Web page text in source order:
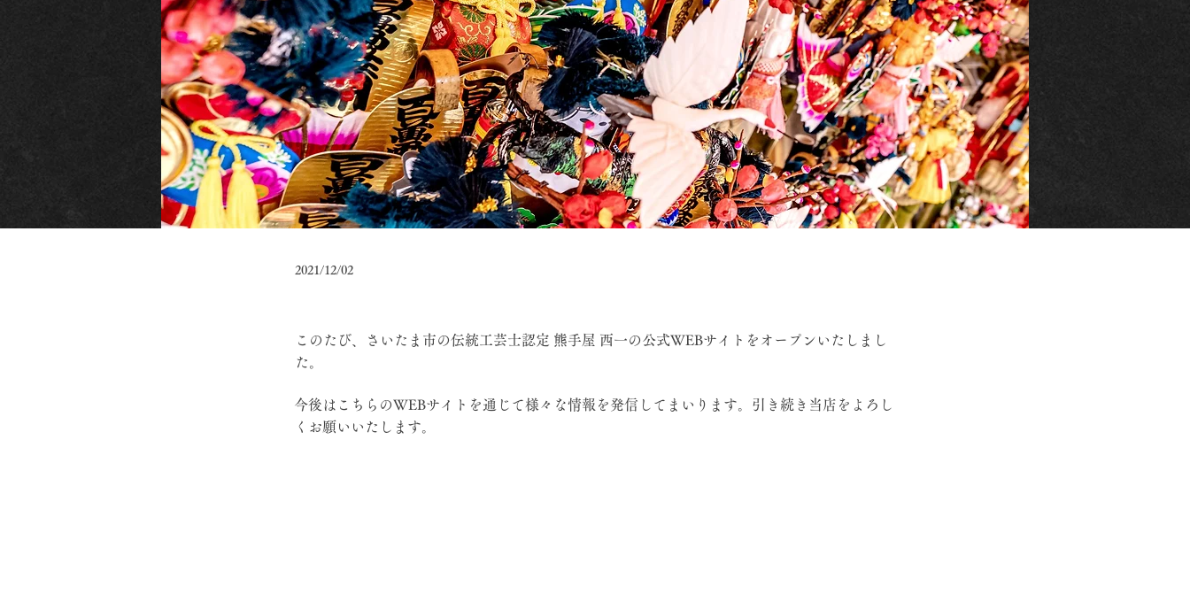
2021/12/02
このたび、さいたま市の伝統工芸士認定 熊手屋 西一の公式WEBサイトをオープンいたしまし
た。
今後はこちらのWEBサイトを通じて様々な情報を発信してまいります。引き続き当店をよろし
くお願いいたします。